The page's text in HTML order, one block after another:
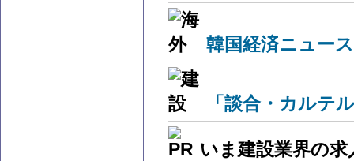
韓国経済ニュー
「談合・カルテ
いま建設業界の